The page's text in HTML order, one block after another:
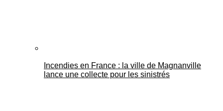
Incendies en France : la ville de Magnanville
lance une collecte pour les sinistrés